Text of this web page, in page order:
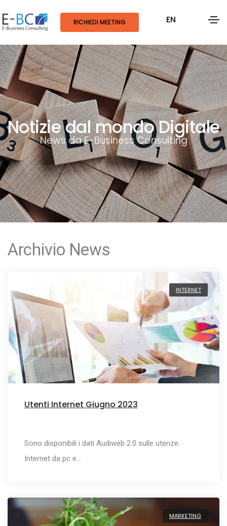
RICHIEDI MEETING EN
Notizie dal mondo Digitale
News da E-Business Consulting
Archivio News
INTERNET
Utenti Internet Giugno 2023
Sono disponibili i dati Audiweb 2.0 sulle utenze
Internet da pc e…
MARKETING